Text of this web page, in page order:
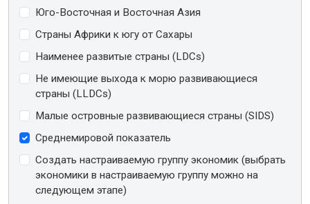
Юго-Восточная и Восточная Азия
Страны Африки к югу от Сахары
Наименее развитые страны (LDCs)
Не имеющие выхода к морю развивающиеся
страны (LLDCs)
Малые островные развивающиеся страны (SIDS)
Среднемировой показатель
Создать настраиваемую группу экономик (выбрать
экономики в настраиваемую группу можно на
следующем этапе)